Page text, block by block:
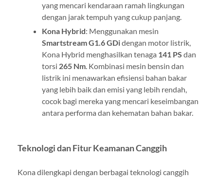
yang mencari kendaraan ramah lingkungan
dengan jarak tempuh yang cukup panjang.
Kona Hybrid: Menggunakan mesin
Smartstream G1.6 GDidengan motor listrik,
Kona Hybrid menghasilkan tenaga 141 PS dan
torsi 265 Nm. Kombinasi mesin bensin dan
listrik ini menawarkan efisiensi bahan bakar
yang lebih baik dan emisi yang lebih rendah,
cocok bagi mereka yang mencari keseimbangan
antara performa dan kehematan bahan bakar.
Teknologi dan Fitur Keamanan Canggih
Kona dilengkapi dengan berbagai teknologi canggih